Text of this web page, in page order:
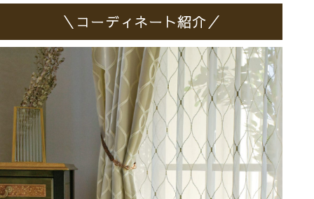
＼コーディネート紹介／